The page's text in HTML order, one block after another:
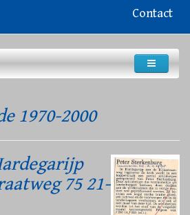
Contact
1970-2000
75 21-